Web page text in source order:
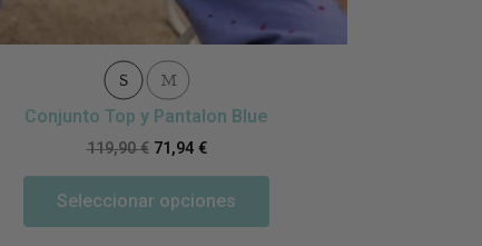
S M
Conjunto Top y Pantalon Blue
119,90€ 71,94 €
Seleccionar opciones